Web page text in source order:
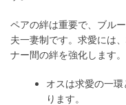
ペアの絆は重要で、ブル
夫一妻制です。求愛には
ナー間の絆を強化します。
オスは求愛の一
ります。